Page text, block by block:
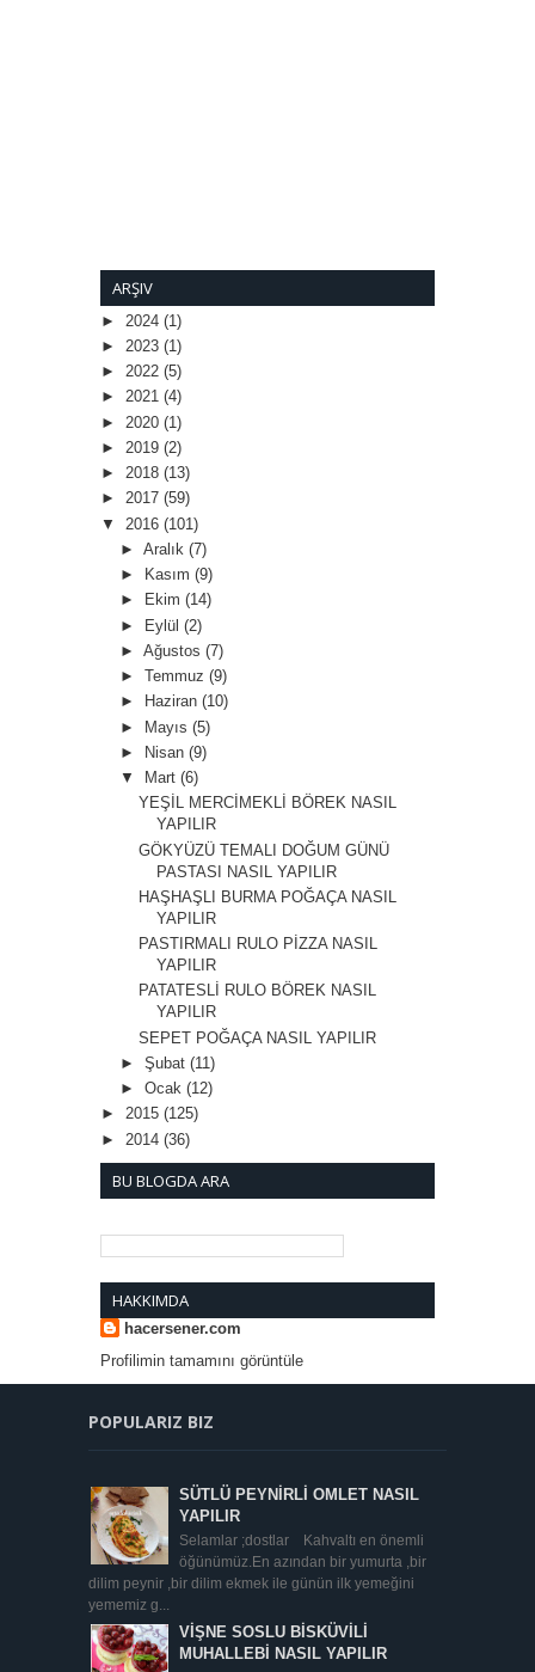
ARŞIV
► 2024 (1)
► 2023 (1)
► 2022 (5)
► 2021 (4)
► 2020 (1)
► 2019 (2)
► 2018 (13)
► 2017 (59)
▼ 2016 (101)
► Aralık (7)
►
Kasım (9)
►
Ekim (14)
► Eylül (2)
► Ağustos (7)
► Temmuz (9)
►
Haziran (10)
► Mayıs (5)
►
Nisan (9)
▼
Mart (6)
YEŞİL MERCİMEKLİ BÖREK NASIL
YAPILIR
GÖKYÜZÜ TEMALI DOĞUM GÜNÜ
PASTASI NASIL YAPILIR
HAŞHAŞLI BURMA POĞAÇA NASIL
YAPILIR
PASTIRMALI RULO PİZZA NASIL
YAPILIR
PATATESLİ RULO BÖREK NASIL
YAPILIR
SEPET POĞAÇA NASIL YAPILIR
► Şubat (11)
► Ocak (12)
► 2015 (125)
► 2014 (36)
BU BLOGDA ARA
HAKKIMDA
hacersener.com
Profilimin tamamını görüntüle
POPULARIZ BIZ
SÜTLÜ PEYNİRLİ OMLET NASIL
YAPILIR
Selamlar ;dostlar Kahvaltı en önemli
öğünümüz.En azından bir yumurta ,bir
dilim peynir ,bir dilim ekmek ile günün ilk yemeğini
yememiz g...
VİŞNE SOSLU BİSKÜVİLİ
MUHALLEBİ NASIL YAPILIR